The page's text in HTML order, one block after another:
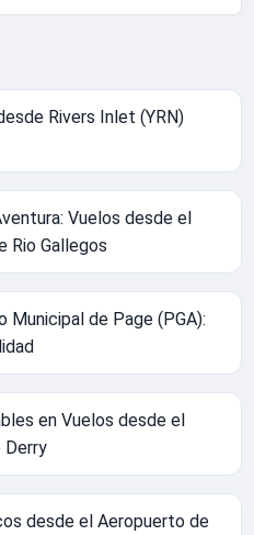
Rivers Inlet (YRN)
Vuelos desde el
Rio Gallegos
de Page (PGA):
en Vuelos desde el
Derry
desde el Aeropuerto de